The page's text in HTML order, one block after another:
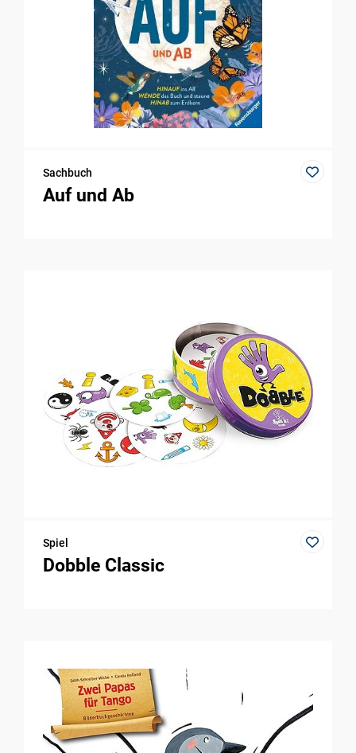
Sachbuch
Auf und Ab
Spiel
Dobble Classic